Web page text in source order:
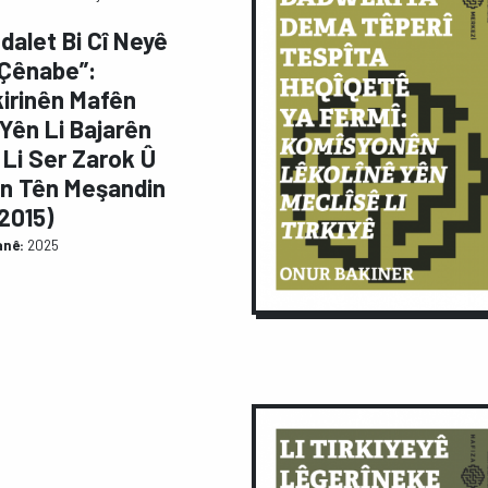
Bi Cî Neyê
Mafên
Li Bajarên
Ser Zarok Û
Tên Meşandin
2025